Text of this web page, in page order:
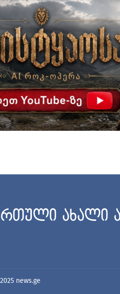
ახალი
news.ge